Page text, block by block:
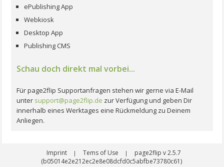
ePublishing App
Webkiosk
Desktop App
Publishing CMS
Schau doch direkt mal vorbei...
Für page2flip Supportanfragen stehen wir gerne via E-Mail
unter support@page2flip.de zur Verfügung und geben Dir
innerhalb eines Werktages eine Rückmeldung zu Deinem
Anliegen.
Imprint | Tems of Use |
page2flip v 2.5.7
(b05014e2e212ec2e8e08dcfd0c5abfbe73780c61)